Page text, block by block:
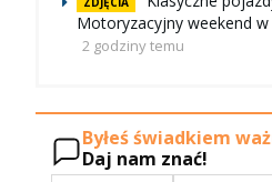
Motoryzacyjny weekend
2 godziny temu
Byłeś świadkiem
Daj nam znać!